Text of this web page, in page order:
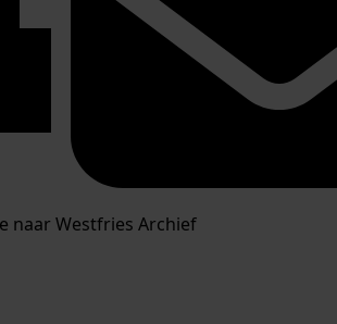
naar Westfries Archief